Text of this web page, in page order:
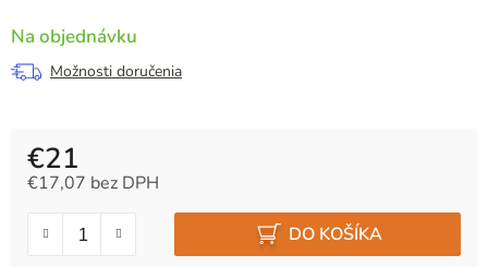
Na objednávku
Možnosti doručenia
€21
€17,07 bez DPH
DO KOŠÍKA